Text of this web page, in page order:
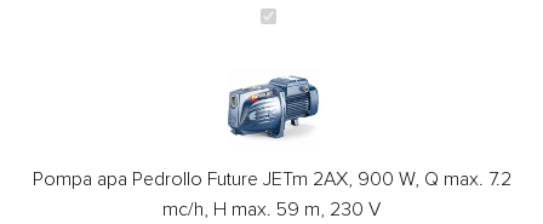
Pompa
Pedrollo
Future
JETm
900
W,
Pompa apa Pedrollo Future JETm 2AX, 900 W, Q max. 7.2
mc/h, H max. 59 m, 230 V